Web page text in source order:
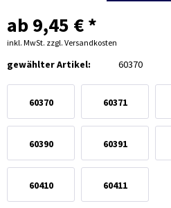
ab 9,45 € *
inkl. MwSt. zzgl. Versandkosten
gewählter Artikel: 60370
60370 60371
60390 60391
60410 60411